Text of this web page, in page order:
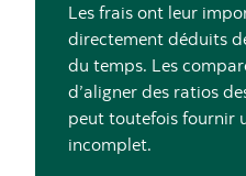
Les frais ont leur
directement déduits
du temps. Les
d’aligner des ratios
peut toutefois fournir
incomplet.